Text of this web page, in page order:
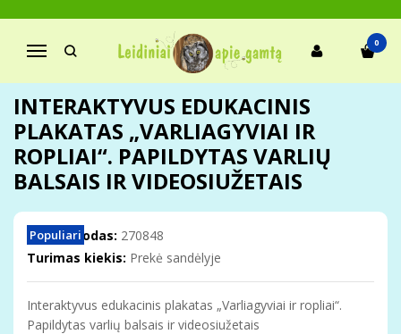
Navigacija
0
Pagrindinis Vaikams
Plakatai
Interaktyvus edukacinis plakatas „Varliagyviai ir ropliai“. Papildytas
varlių balsais ir videosiužetais
INTERAKTYVUS EDUKACINIS
PLAKATAS „VARLIAGYVIAI IR
ROPLIAI“. PAPILDYTAS VARLIŲ
BALSAIS IR VIDEOSIUŽETAIS
Populiari
Prekės kodas: 270848
Turimas kiekis: Prekė sandėlyje
Interaktyvus edukacinis plakatas „Varliagyviai ir ropliai“.
Papildytas varlių balsais ir videosiužetais